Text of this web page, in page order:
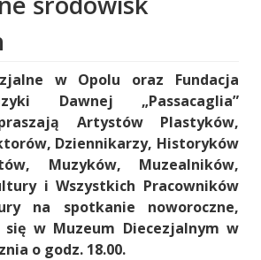
w Opolu oraz Fundacja
Dawnej „Passacaglia”
Artystów Plastyków,
Dziennikarzy, Historyków
Muzyków, Muzealników,
i Wszystkich Pracowników
na spotkanie noworoczne,
w Muzeum Diecezjalnym w
o godz. 18.00.